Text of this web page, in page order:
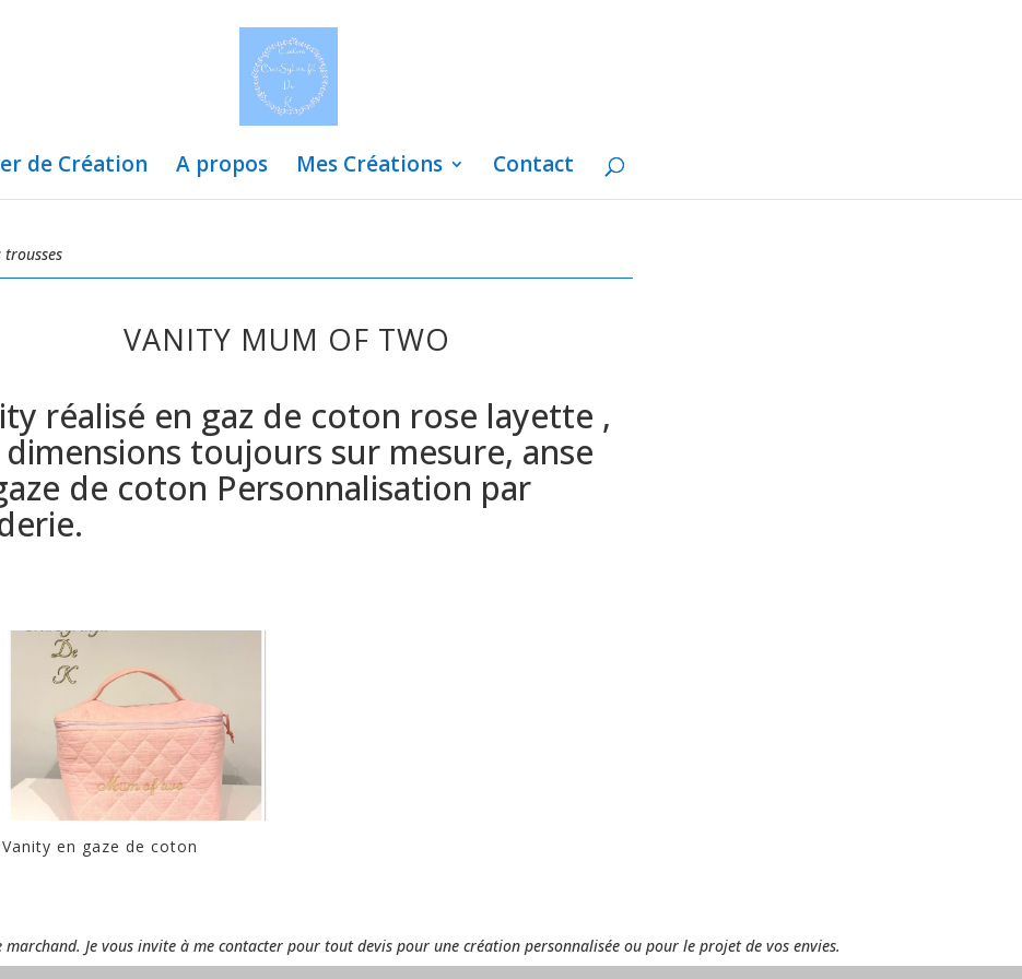
de Création A propos Mes Créations Contact
trousses
VANITY MUM OF TWO
réalisé en gaz de coton rose layette ,
toujours sur mesure, anse
de coton Personnalisation par
Vanity en gaze de coton
Je vous invite à me contacter pour tout devis pour une création personnalisée ou pour le projet de vos envies.